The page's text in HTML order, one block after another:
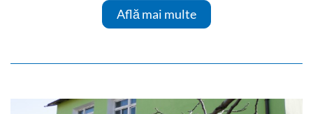
Află mai multe